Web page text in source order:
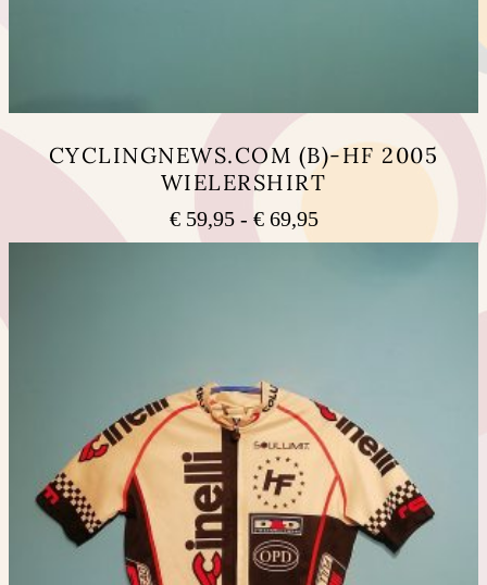
CYCLINGNEWS.COM (B)-HF 2005
WIELERSHIRT
€59,95 - €69,95Prijsklasse:
€ 59,95
kan
gekozen
worden
op
de
productpagina